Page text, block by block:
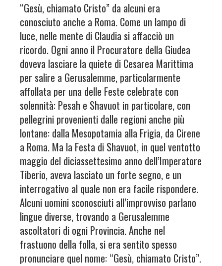
“Gesù, chiamato Cristo” da alcuni era
conosciuto anche a Roma. Come un lampo di
luce, nelle mente di Claudia si affacciò un
ricordo. Ogni anno il Procuratore della Giudea
doveva lasciare la quiete di Cesarea Marittima
per salire a Gerusalemme, particolarmente
affollata per una delle Feste celebrate con
solennità: Pesah e Shavuot in particolare, con
pellegrini provenienti dalle regioni anche più
lontane: dalla Mesopotamia alla Frigia, da Cirene
a Roma. Ma la Festa di Shavuot, in quel ventotto
maggio del diciassettesimo anno dell’Imperatore
Tiberio, aveva lasciato un forte segno, e un
interrogativo al quale non era facile rispondere.
Alcuni uomini sconosciuti all’improvviso parlano
lingue diverse, trovando a Gerusalemme
ascoltatori di ogni Provincia. Anche nel
frastuono della folla, si era sentito spesso
pronunciare quel nome: “Gesù, chiamato Cristo”.